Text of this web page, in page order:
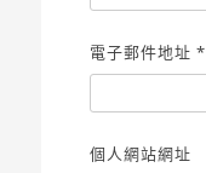
電子郵件地址*
個人網站網址